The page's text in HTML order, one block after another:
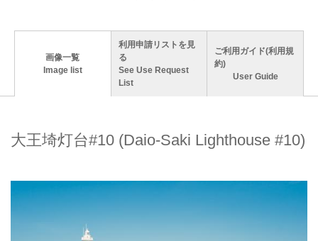
画像一覧
Image list
利用申請リストを見
る
See Use Request
List
ご利用ガイド(利用規
約)
User Guide
大王埼灯台#10 (Daio-Saki Lighthouse #10)